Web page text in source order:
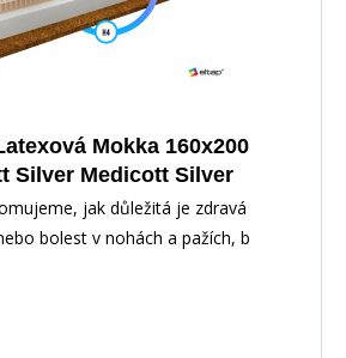
Mokka 160x200
Silver Medicott Silver
jak důležitá je zdravá
bolest v nohách a pažích, b